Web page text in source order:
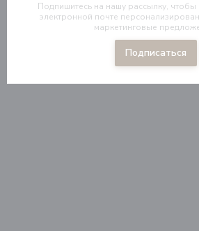
Подпишитесь на нашу рассылку, чтобы
электронной почте
маркетинговые
Подписаться